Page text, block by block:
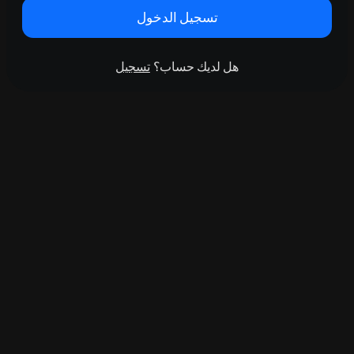
تسجيل الدخول
هل لديك حساب؟تسجيل